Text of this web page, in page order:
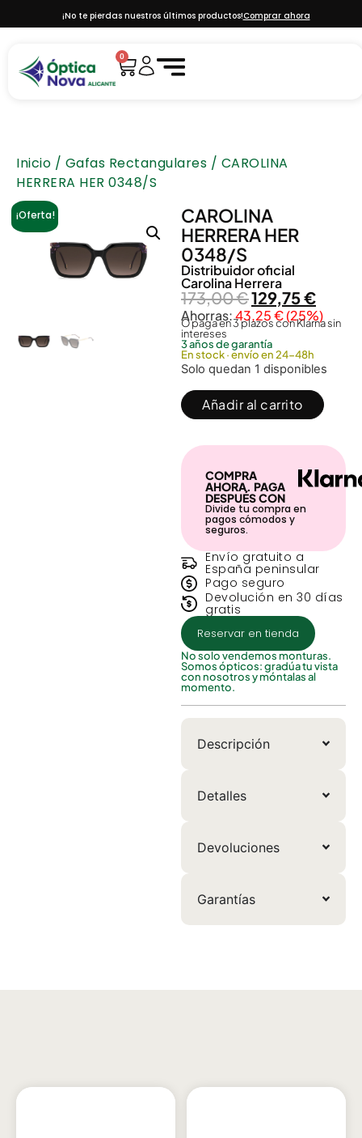
¡No te pierdas nuestros últimos productos!Comprar ahora
0
Inicio / Gafas Rectangulares / CAROLINA
HERRERA HER 0348/S
¡Oferta!
CAROLINA
HERRERA HER
0348/S
Distribuidor oficial
Carolina Herrera
173,00€129,75€
Ahorras:43,25€(25%)
O paga en 3 plazos con Klarna sin
intereses
3 años de garantía
En stock · envío en 24-48h
Solo quedan 1 disponibles
Añadir al carrito
COMPRA
AHORA. PAGA
DESPUÉS CON
Divide tu compra en
pagos cómodos y
seguros.
Envío gratuito a
España peninsular
Pago seguro
Devolución en 30 días
gratis
Reservar en tienda
No solo vendemos monturas.
Somos ópticos: gradúa tu vista
con nosotros y móntalas al
momento.
Descripción
Detalles
Devoluciones
Garantías